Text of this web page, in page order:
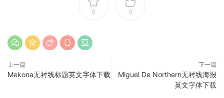
0 0
上一篇
Mekona无衬线标题英文字体下载
下一篇
Miguel De Northern无衬线海报
英文字体下载